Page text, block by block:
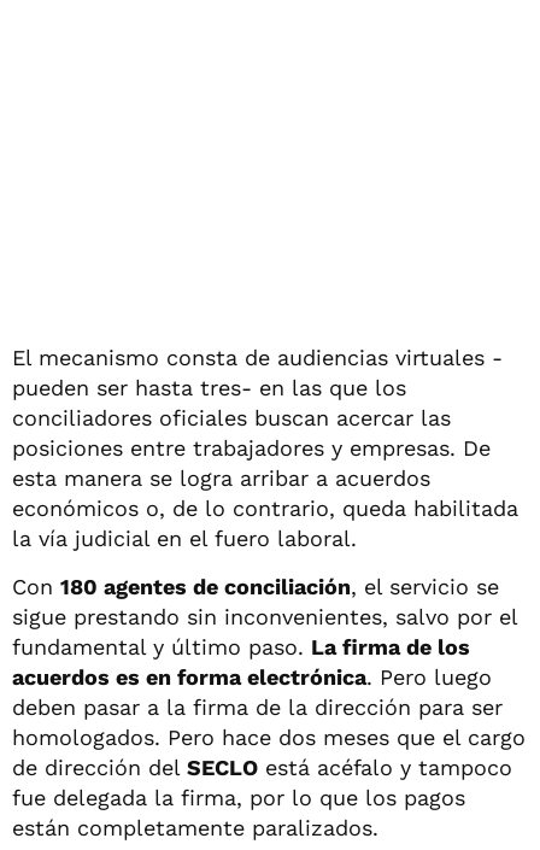
El mecanismo consta de audiencias virtuales -
pueden ser hasta tres- en las que los
conciliadores oficiales buscan acercar las
posiciones entre trabajadores y empresas. De
esta manera se logra arribar a acuerdos
económicos o, de lo contrario, queda habilitada
la vía judicial en el fuero laboral.
Con 180 agentes de conciliación, el servicio se
sigue prestando sin inconvenientes, salvo por el
fundamental y último paso. La firma de los
acuerdos es en forma electrónica. Pero luego
deben pasar a la firma de la dirección para ser
homologados. Pero hace dos meses que el cargo
de dirección del SECLO está acéfalo y tampoco
fue delegada la firma, por lo que los pagos
están completamente paralizados.